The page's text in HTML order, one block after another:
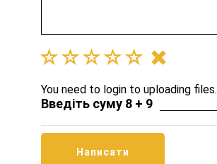
You need to login to uploading files.
Введіть суму 8 + 9